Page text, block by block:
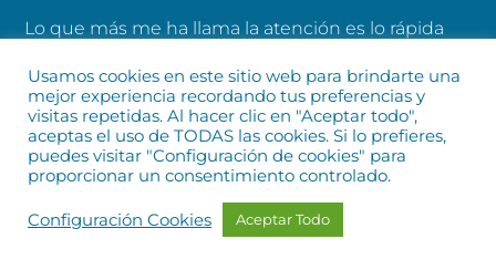
Lo que más me ha llama la atención es lo rápida
Voy a aplicar ya todo lo que me ha dicho y los
ejercicios que me ha sugerido que haga, lo
recomiendo, a veces pensamos que solas
podemos hacer todo y un espejo va muy bien y
con Joanna esto se consigue.
Usamos cookies en este sitio web para brindarte una
mejor experiencia recordando tus preferencias y
visitas repetidas. Al hacer clic en "Aceptar todo",
aceptas el uso de TODAS las cookies. Si lo prefieres,
puedes visitar "Configuración de cookies" para
proporcionar un consentimiento controlado.
Configuración Cookies Aceptar Todo